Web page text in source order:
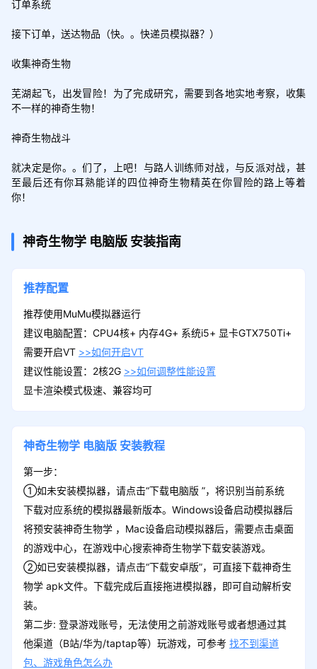
订单系统
接下订单，送达物品（快。。快递员模拟器？）
收集神奇生物
芜湖起飞，出发冒险！为了完成研究，需要到各地实地考察，收集
不一样的神奇生物！
神奇生物战斗
就决定是你。。们了，上吧！与路人训练师对战，与反派对战，甚
至最后还有你耳熟能详的四位神奇生物精英在你冒险的路上等着
你！
神奇生物学 电脑版 安装指南
推荐配置
推荐使用MuMu模拟器运行
建议电脑配置：CPU4核+ 内存4G+ 系统i5+ 显卡GTX750Ti+
需要开启VT >>如何开启VT
建议性能设置：2核2G >>如何调整性能设置
显卡渲染模式极速、兼容均可
神奇生物学 电脑版 安装教程
第一步：
①如未安装模拟器，请点击“下载电脑版 ”，将识别当前系统
下载对应系统的模拟器最新版本。Windows设备启动模拟器后
将预安装神奇生物学 ，Mac设备启动模拟器后，需要点击桌面
的游戏中心，在游戏中心搜索神奇生物学下载安装游戏。
②如已安装模拟器，请点击“下载安卓版”，可直接下载神奇生
物学 apk文件。下载完成后直接拖进模拟器，即可自动解析安
装。
第二步: 登录游戏账号，无法使用之前游戏账号或者想通过其
他渠道（B站/华为/taptap等）玩游戏，可参考 找不到渠道
包、游戏角色怎么办